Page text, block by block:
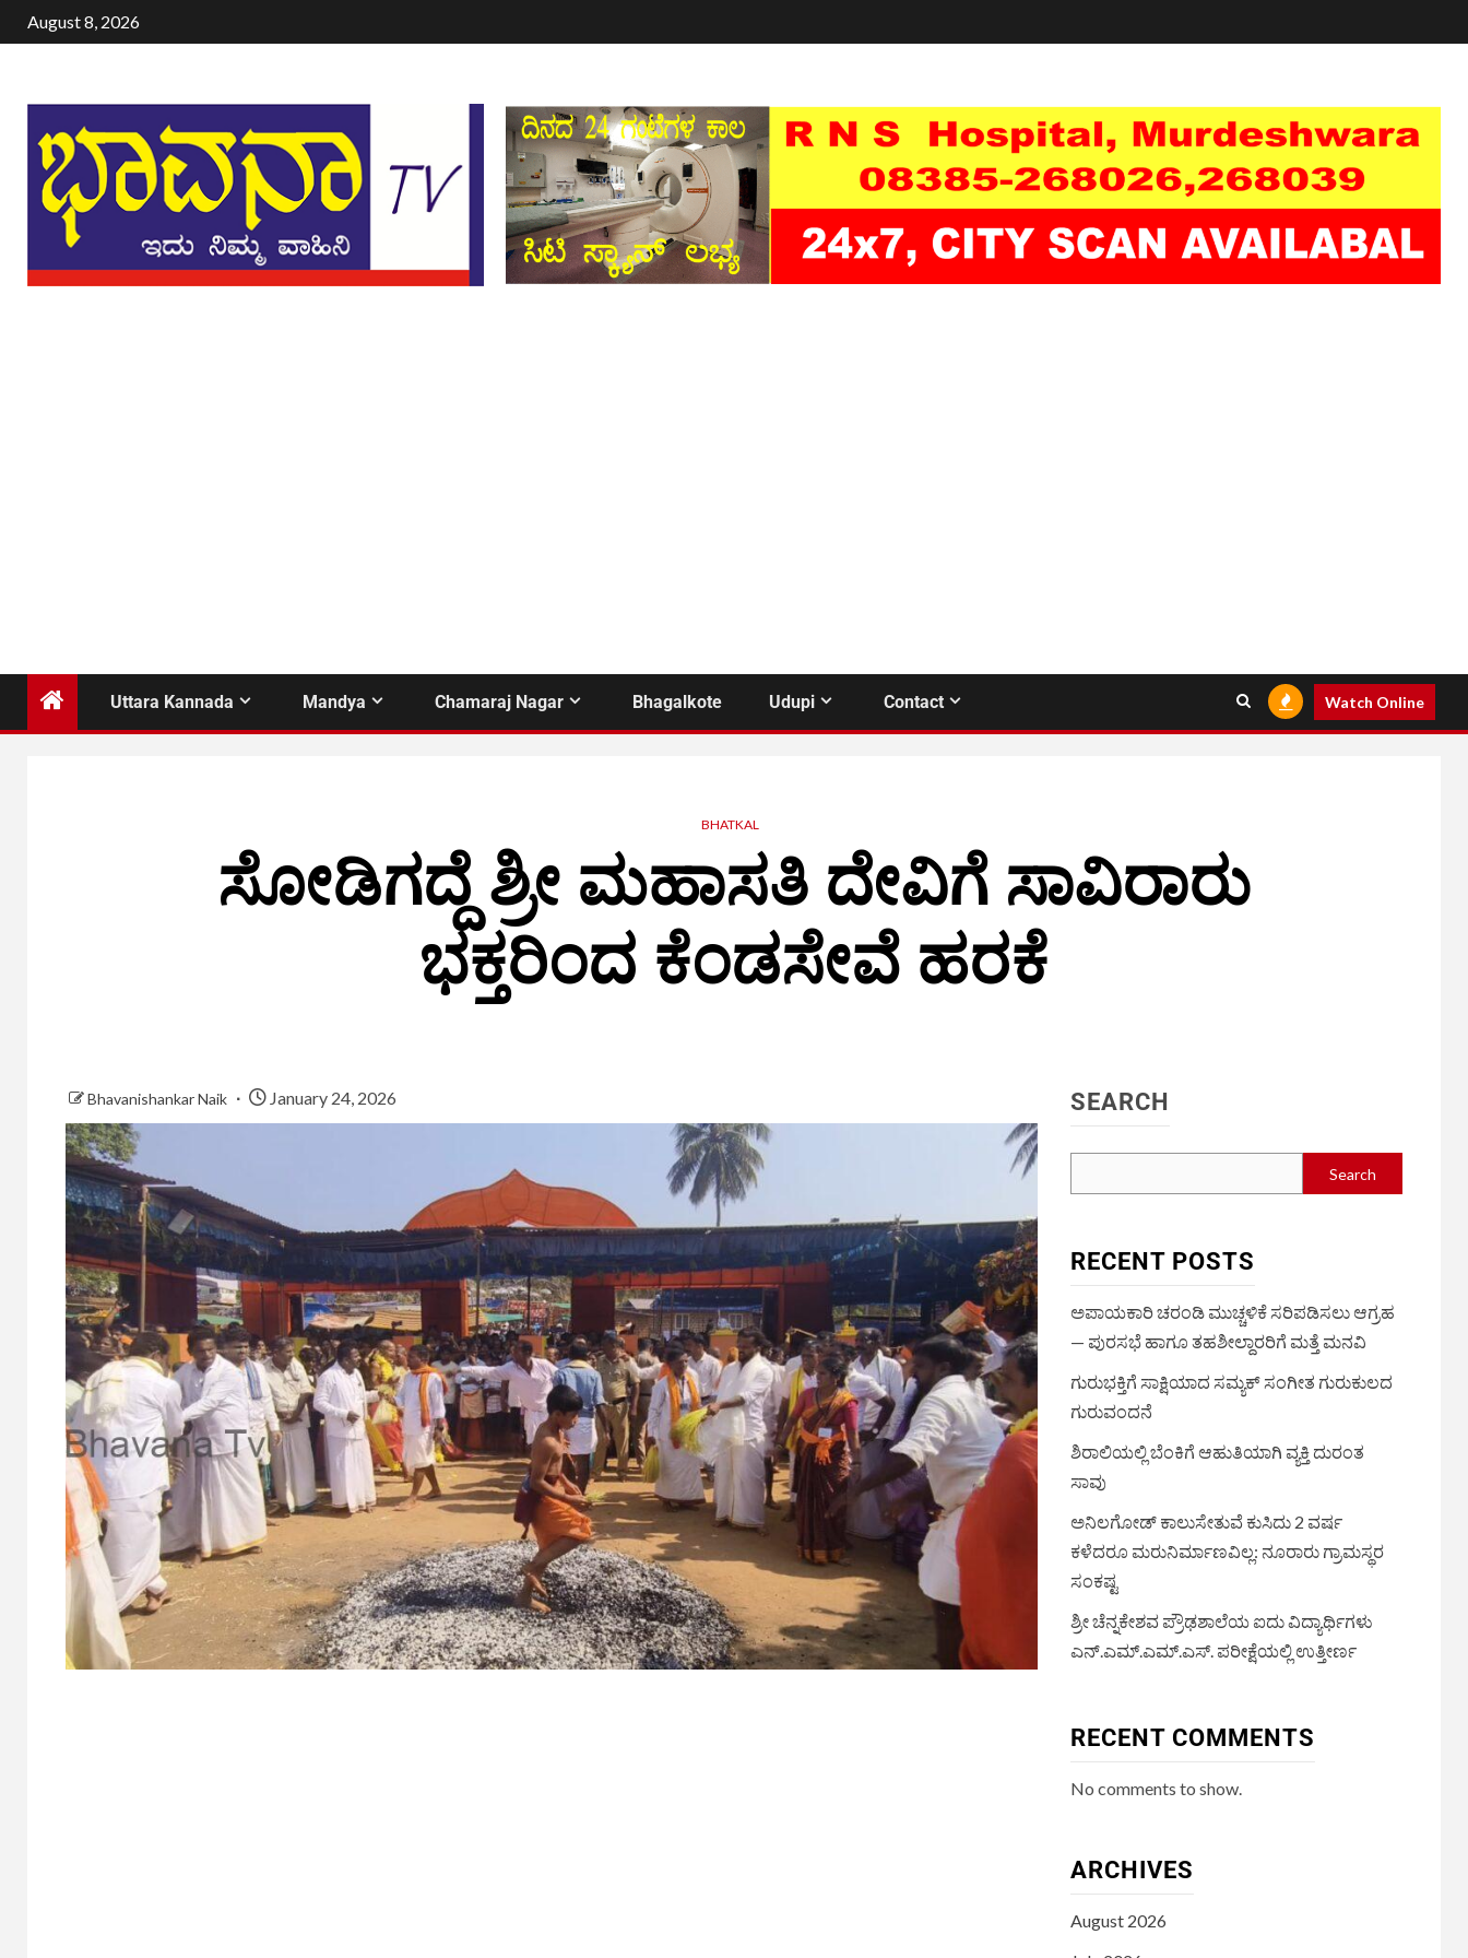
August 8, 2026
Uttara Kannada Mandya Chamaraj Nagar Bhagalkote Udupi Contact Watch Online
BHATKAL
ಸೋಡಿಗದ್ದೆ ಶ್ರೀ ಮಹಾಸತಿ ದೇವಿಗೆ ಸಾವಿರಾರು
ಭಕ್ತರಿಂದ ಕೆಂಡಸೇವೆ ಹರಕೆ
Bhavanishankar Naik January 24, 2026 SEARCH
Search
RECENT POSTS
ಅಪಾಯಕಾರಿ ಚರಂಡಿ ಮುಚ್ಚಳಿಕೆ ಸರಿಪಡಿಸಲು ಆಗ್ರಹ
— ಪುರಸಭೆ ಹಾಗೂ ತಹಶೀಲ್ದಾರರಿಗೆ ಮತ್ತೆ ಮನವಿ
ಗುರುಭಕ್ತಿಗೆ ಸಾಕ್ಷಿಯಾದ ಸಮ್ಯಕ್ ಸಂಗೀತ ಗುರುಕುಲದ
ಗುರುವಂದನೆ
ಶಿರಾಲಿಯಲ್ಲಿ ಬೆಂಕಿಗೆ ಆಹುತಿಯಾಗಿ ವ್ಯಕ್ತಿ ದುರಂತ
ಸಾವು
ಅನಿಲಗೋಡ್ ಕಾಲುಸೇತುವೆ ಕುಸಿದು 2 ವರ್ಷ
ಕಳೆದರೂ ಮರುನಿರ್ಮಾಣವಿಲ್ಲ: ನೂರಾರು ಗ್ರಾಮಸ್ಥರ
ಸಂಕಷ್ಟ
ಶ್ರೀ ಚೆನ್ನಕೇಶವ ಪ್ರೌಢಶಾಲೆಯ ಐದು ವಿದ್ಯಾರ್ಥಿಗಳು
ಎನ್.ಎಮ್.ಎಮ್.ಎಸ್. ಪರೀಕ್ಷೆಯಲ್ಲಿ ಉತ್ತೀರ್ಣ
RECENT COMMENTS
No comments to show.
ARCHIVES
August 2026